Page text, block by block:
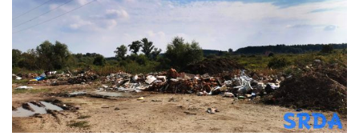
Finansiranje
O nama